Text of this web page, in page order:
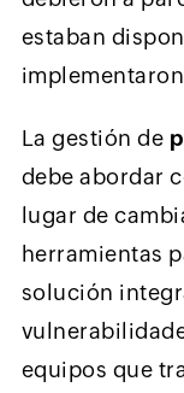
estaban
La gestión de
debe abordar
lugar de
herramientas
solución
equipos que